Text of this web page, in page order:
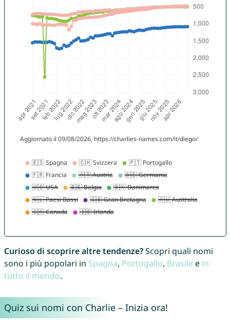
Curioso di scoprire altre tendenze?Scopri quali nomi
sono i più popolari in Spagna, Portogallo, Brasile e in
tutto il mondo.
Quiz sui nomi con Charlie – Inizia ora!